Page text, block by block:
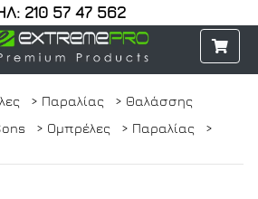
210 57 47 562
> Παραλίας > Θαλάσσης
> Ομπρέλες > Παραλίας
>